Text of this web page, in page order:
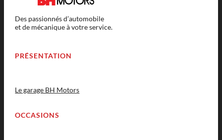
Des passionnés d’automobile
et de mécanique à votre service.
PRÉSENTATION
Le garage BH Motors
OCCASIONS